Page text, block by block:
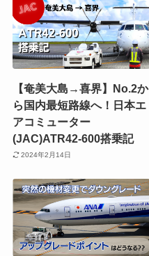
【奄美大島→喜界】No.2か
ら国内最短路線へ！日本エ
アコミューター
(JAC)ATR42-600搭乗記
2024年2月14日